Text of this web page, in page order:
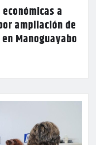
a
ampliación de
Manoguayabo